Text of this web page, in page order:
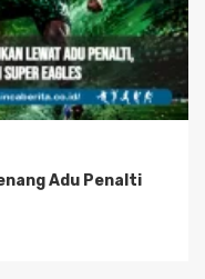
Adu Penalti